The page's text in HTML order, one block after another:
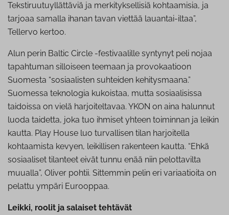
Tekstiruutuyllättäviä ja merkityksellisiä kohtaamisia, ja
tarjoaa samalla ihanan tavan viettää lauantai-iltaa”,
Tellervo kertoo.
Alun perin Baltic Circle -festivaalille syntynyt peli nojaa
tapahtuman silloiseen teemaan ja provokaatioon
Suomesta “sosiaalisten suhteiden kehitysmaana.”
Suomessa teknologia kukoistaa, mutta sosiaalisissa
taidoissa on vielä harjoiteltavaa. YKON on aina halunnut
luoda taidetta, joka tuo ihmiset yhteen toiminnan ja leikin
kautta. Play House luo turvallisen tilan harjoitella
kohtaamista kevyen, leikillisen rakenteen kautta. “Ehkä
sosiaaliset tilanteet eivät tunnu enää niin pelottavilta
muualla”, Oliver pohtii. Sittemmin pelin eri variaatioita on
pelattu ympäri Eurooppaa.
Leikki, roolit ja salaiset tehtävät